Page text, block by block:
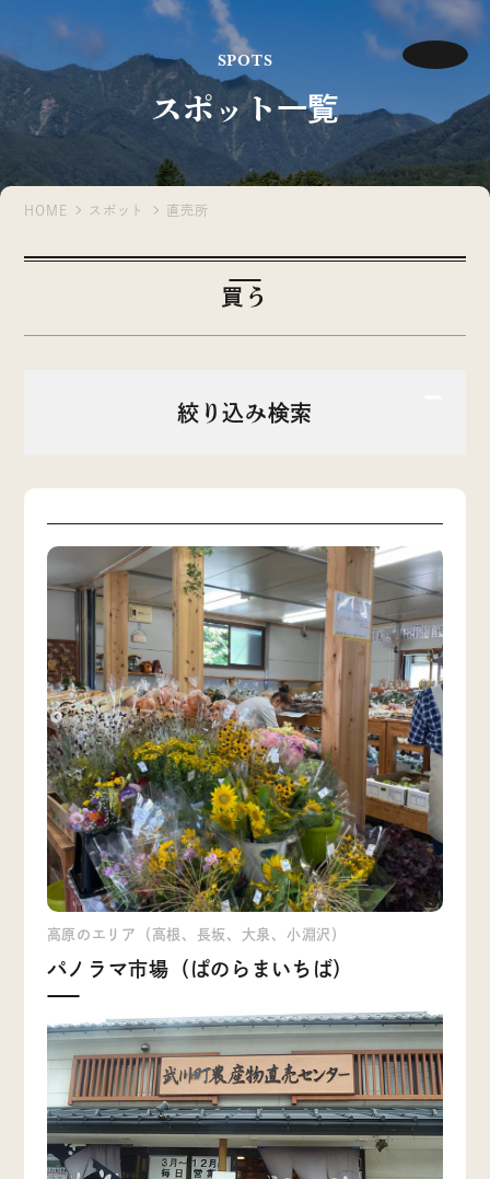
SPOTS
スポット一覧
HOME スポット 直売所
買う
絞り込み検索
高原のエリア（高根、長坂、大泉、小淵沢）
パノラマ市場（ぱのらまいちば）